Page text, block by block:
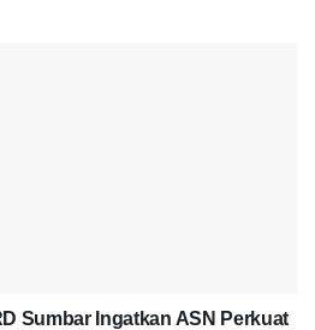
Sumbar Ingatkan ASN Perkuat